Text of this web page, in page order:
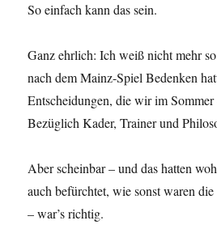
So einfach kann das sein.
Ganz ehrlich: Ich weiß nicht mehr
nach dem Mainz-Spiel Bedenken
Entscheidungen, die wir im
Bezüglich Kader, Trainer und
Aber scheinbar – und das hatten
auch befürchtet, wie sonst waren
– war’s richtig.